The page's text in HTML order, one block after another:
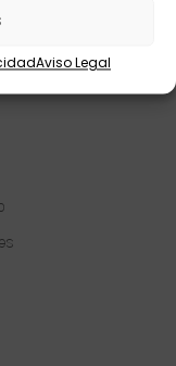
Aviso Legal